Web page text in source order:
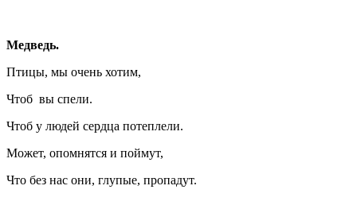
Медведь.
Птицы, мы очень хотим,
Чтоб вы спели.
Чтоб у людей сердца потеплели.
Может, опомнятся и поймут,
Что без нас они, глупые, пропадут.